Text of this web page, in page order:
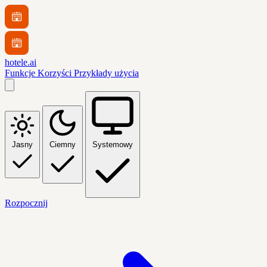
hotele.ai
Funkcje Korzyści Przykłady użycia
Jasny Ciemny Systemowy
Rozpocznij